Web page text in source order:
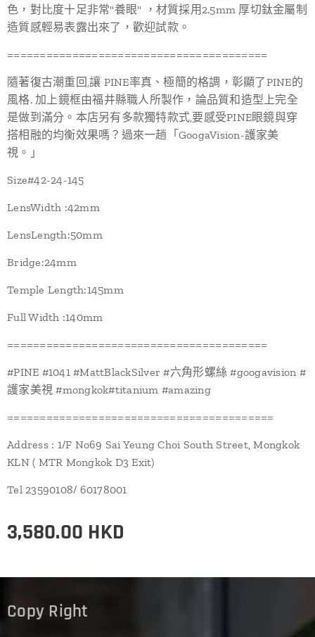
色，對比度十足非常"養眼" ，材質採用2.5mm 厚切鈦金屬制
造質感輕易表露出來了，歡迎試款。
========================================
隨著復古潮重回,讓 PINE率真、極簡的格調，彰顯了PINE的
風格. 加上鏡框由福井縣職人所製作，論品質和造型上完全
是做到滿分。本店另有多款獨特款式,要感受PINE眼鏡與穿
搭相融的均衡效果嗎？過來一趟「GoogaVision-護家美
視。」
Size#42-24-145
LensWidth :42mm
LensLength:50mm
Bridge:24mm
Temple Length:145mm
Full Width :140mm
========================================
#PINE #1041 #MattBlackSilver #六角形螺絲 #googavision #
護家美視 #mongkok#titanium #amazing
=========================================
Address : 1/F No69 Sai Yeung Choi South Street, Mongkok
KLN ( MTR Mongkok D3 Exit)
Tel 23590108/ 60178001
3,580.00 HKD
Copy Right